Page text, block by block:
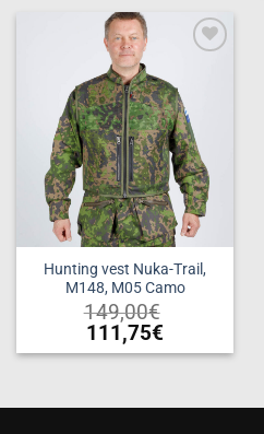
Hunting vest Nuka-Trail,
M148, M05 Camo
149,00€
111,75€
This